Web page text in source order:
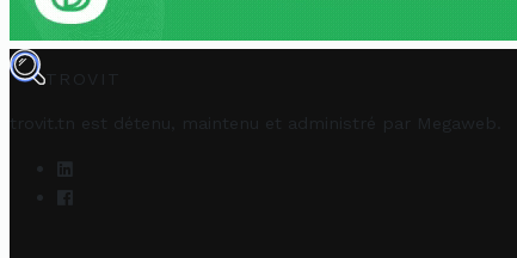
TROVIT
trovit.tn est détenu, maintenu et administré par Megaweb